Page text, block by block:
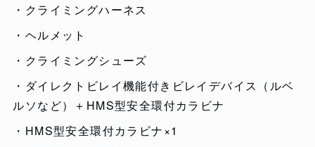
・クライミングハーネス
・ヘルメット
・クライミングシューズ
・ダイレクトビレイ機能付きビレイデバイス（ルベ
ルソなど）＋HMS型安全環付カラビナ
・HMS型安全環付カラビナ×1